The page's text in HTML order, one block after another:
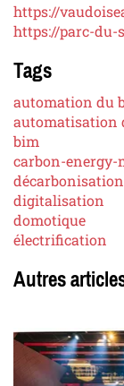
https://
https://parc-du-
Tags
automation du
automatisation
bim
carbon-energy-
décarbonisation
digitalisation
domotique
électrification
Autres